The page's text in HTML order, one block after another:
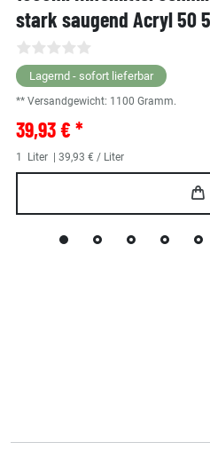
stark saugend Acryl 50
Lagernd - sofort lieferbar
** Versandgewicht: 1100 Gramm.
39,93 € *
1 Liter | 39,93 € / Liter